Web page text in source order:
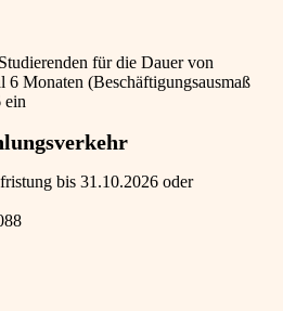
für die Dauer von
6 Monaten (Beschäftigungsausmaß
ein
bis 31.10.2026 oder